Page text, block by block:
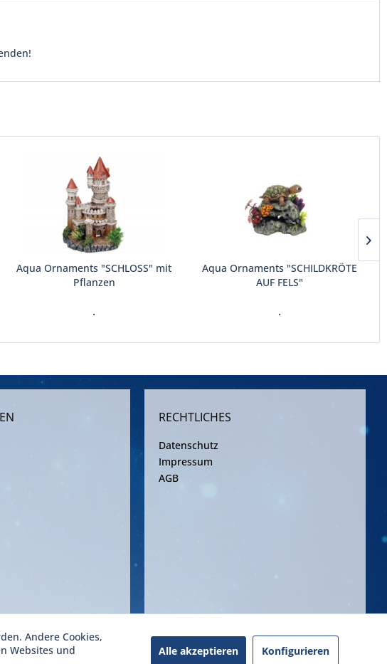
Aqua Ornaments "SCHLOSS" mit
Pflanzen
.
Aqua Ornaments "SCHILDKRÖTE
AUF FELS"
.
RECHTLICHES
Datenschutz
Impressum
AGB
Frachtvereinbarung
Andere Cookies,
Websites und
Alle akzeptieren Konfigurieren